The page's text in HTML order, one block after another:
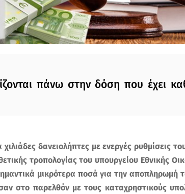
πάνω στην δόση που έχει
δανειολήπτες με ενεργές ρυθμίσεις
τροπολογίας του υπουργείου Εθνικής
μικρότερα ποσά για την αποπληρωμή
στο παρελθόν με τους καταχρηστικούς